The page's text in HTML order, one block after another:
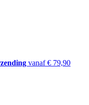
vanaf € 79,90